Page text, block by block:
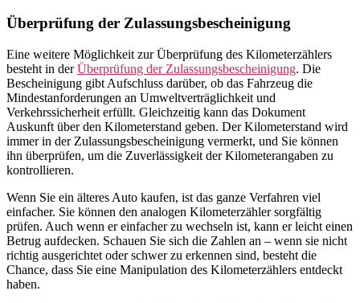
Überprüfung der Zulassungsbescheinigung
Eine weitere Möglichkeit zur Überprüfung des Kilometerzählers
besteht in derÜberprüfung der Zulassungsbescheinigung. Die
Bescheinigung gibt Aufschluss darüber, ob das Fahrzeug die
Mindestanforderungen an Umweltverträglichkeit und
Verkehrssicherheit erfüllt. Gleichzeitig kann das Dokument
Auskunft über den Kilometerstand geben. Der Kilometerstand wird
immer in der Zulassungsbescheinigung vermerkt, und Sie können
ihn überprüfen, um die Zuverlässigkeit der Kilometerangaben zu
kontrollieren.
Wenn Sie ein älteres Auto kaufen, ist das ganze Verfahren viel
einfacher. Sie können den analogen Kilometerzähler sorgfältig
prüfen. Auch wenn er einfacher zu wechseln ist, kann er leicht einen
Betrug aufdecken. Schauen Sie sich die Zahlen an – wenn sie nicht
richtig ausgerichtet oder schwer zu erkennen sind, besteht die
Chance, dass Sie eine Manipulation des Kilometerzählers entdeckt
haben.